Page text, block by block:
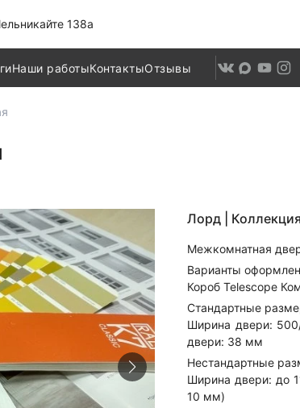
138а
Наши работыКонтактыОтзывы
Лорд |
Межкомнатная
Варианты
Короб Telescope
Стандартные
Ширина двери:
двери: 38 мм
Нестандартные
Ширина двери: до
10 мм)